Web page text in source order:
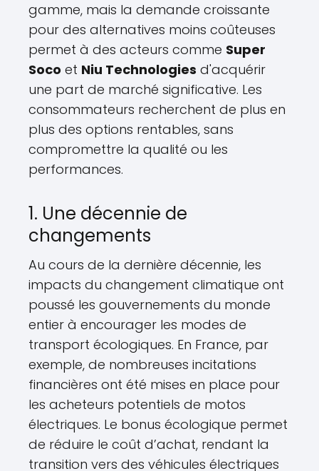
gamme, mais la demande croissante
pour des alternatives moins coûteuses
permet à des acteurs comme Super
Soco et Niu Technologies d'acquérir
une part de marché significative. Les
consommateurs recherchent de plus en
plus des options rentables, sans
compromettre la qualité ou les
performances.
1. Une décennie de
changements
Au cours de la dernière décennie, les
impacts du changement climatique ont
poussé les gouvernements du monde
entier à encourager les modes de
transport écologiques. En France, par
exemple, de nombreuses incitations
financières ont été mises en place pour
les acheteurs potentiels de motos
électriques. Le bonus écologique permet
de réduire le coût d’achat, rendant la
transition vers des véhicules électriques